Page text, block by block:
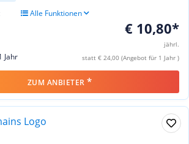
Alle Funktionen
€ 10,80*
jährl.
statt € 24,00 (Angebot für 1 Jahr )
Jahr
ZUM ANBIETER *